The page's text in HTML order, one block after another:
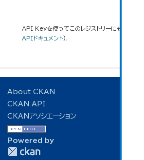
API Keyを使ってこのレジストリーにもアクセ
APIドキュメント).
About CKAN
CKAN API
CKANアソシエーション
Powered by